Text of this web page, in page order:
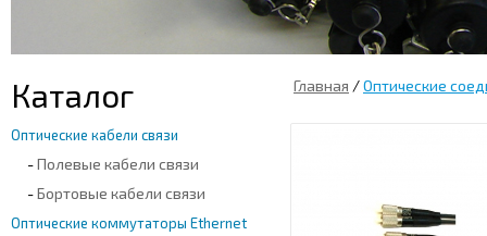
Каталог
Оптические кабели связи
-Полевые кабели связи
-Бортовые кабели связи
Оптические коммутаторы Ethernet
Главная /Оптические